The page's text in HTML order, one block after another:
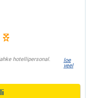
hotellipersonal.
loe
veel